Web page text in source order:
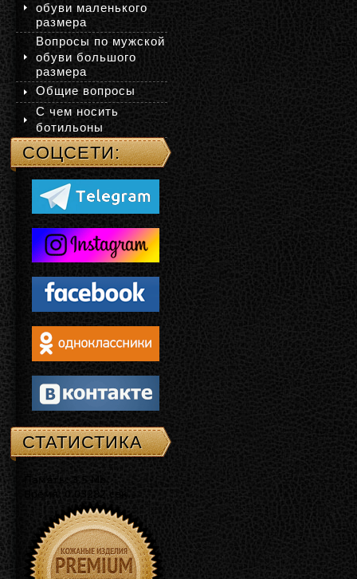
обуви маленького
размера
Вопросы по мужской
обуви большого
размера
Общие вопросы
С чем носить
ботильоны
СОЦСЕТИ:
СТАТИСТИКА
Память: 3.5 Mb
Время: 0.03282 сек.